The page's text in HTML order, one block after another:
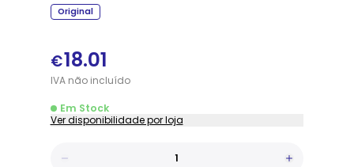
Original
€18.01
IVAnãoincluído
Em Stock
Ver disponibilidade por loja